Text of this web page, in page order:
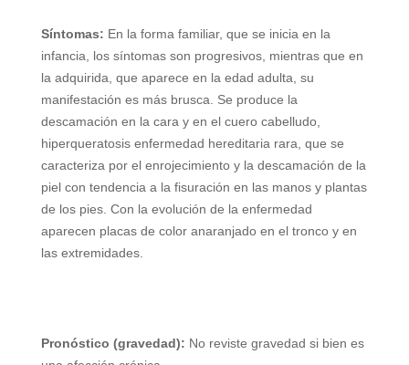
Síntomas: En la forma familiar, que se inicia en la
infancia, los síntomas son progresivos, mientras que en
la adquirida, que aparece en la edad adulta, su
manifestación es más brusca. Se produce la
descamación en la cara y en el cuero cabelludo,
hiperqueratosis enfermedad hereditaria rara, que se
caracteriza por el enrojecimiento y la descamación de la
piel con tendencia a la fisuración en las manos y plantas
de los pies. Con la evolución de la enfermedad
aparecen placas de color anaranjado en el tronco y en
las extremidades.
Pronóstico (gravedad): No reviste gravedad si bien es